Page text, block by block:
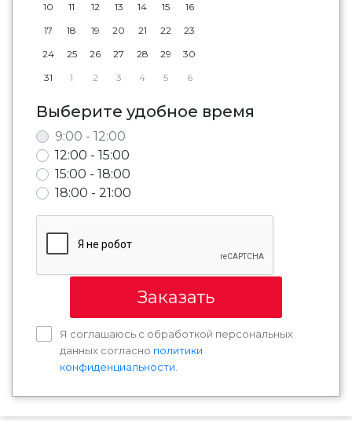
10
11 12 13 14 15
16
17
18 19 20 21 22
23
24
25 26 27 28 29
30
31
1 2 3 4 5 6
Выберите удобное время
9:00 - 12:00
12:00 - 15:00
15:00 - 18:00
18:00 - 21:00
Заказать
Я соглашаюсь с обработкой персональных
данных согласно политики
конфиденциальности